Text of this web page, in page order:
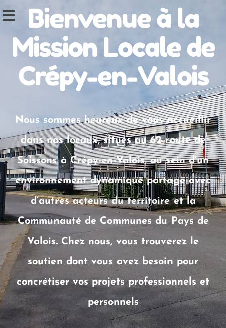
Bienvenue à la
Mission Locale de
Crépy-en-Valois
Nous sommes heureux de vous accueillir
dans nos locaux, situés au 62 route de
Soissons à Crépy-en-Valois, au sein d’un
environnement dynamique partagé avec
d’autres acteurs du territoire et la
Communauté de Communes du Pays de
Valois. Chez nous, vous trouverez le
soutien dont vous avez besoin pour
concrétiser vos projets professionnels et
personnels